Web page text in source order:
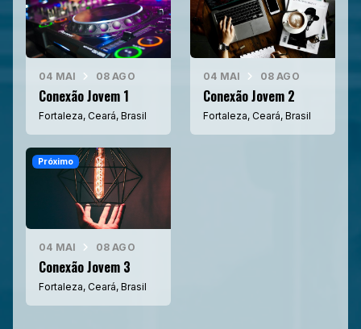
04 MAI 08 AGO
Conexão Jovem 1
Fortaleza, Ceará, Brasil
04 MAI 08 AGO
Conexão Jovem 2
Fortaleza, Ceará, Brasil
04 MAI 08 AGO
Conexão Jovem 3
Fortaleza, Ceará, Brasil
Próximo